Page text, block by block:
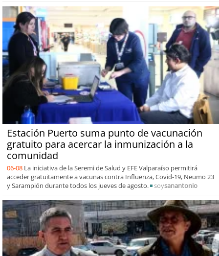
Estación Puerto suma punto de vacunación
gratuito para acercar la inmunización a la
comunidad
06-08 La iniciativa de la Seremi de Salud y EFE Valparaíso permitirá
acceder gratuitamente a vacunas contra Influenza, Covid-19, Neumo 23
y Sarampión durante todos los jueves de agosto.
soysanantonio